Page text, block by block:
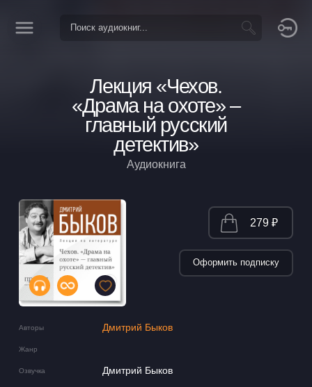
Лекция «Чехов.
«Драма на охоте» –
главный русский
детектив»
Аудиокнига
Авторы Дмитрий Быков
Жанр
Озвучка Дмитрий Быков
279 ₽
Оформить подписку